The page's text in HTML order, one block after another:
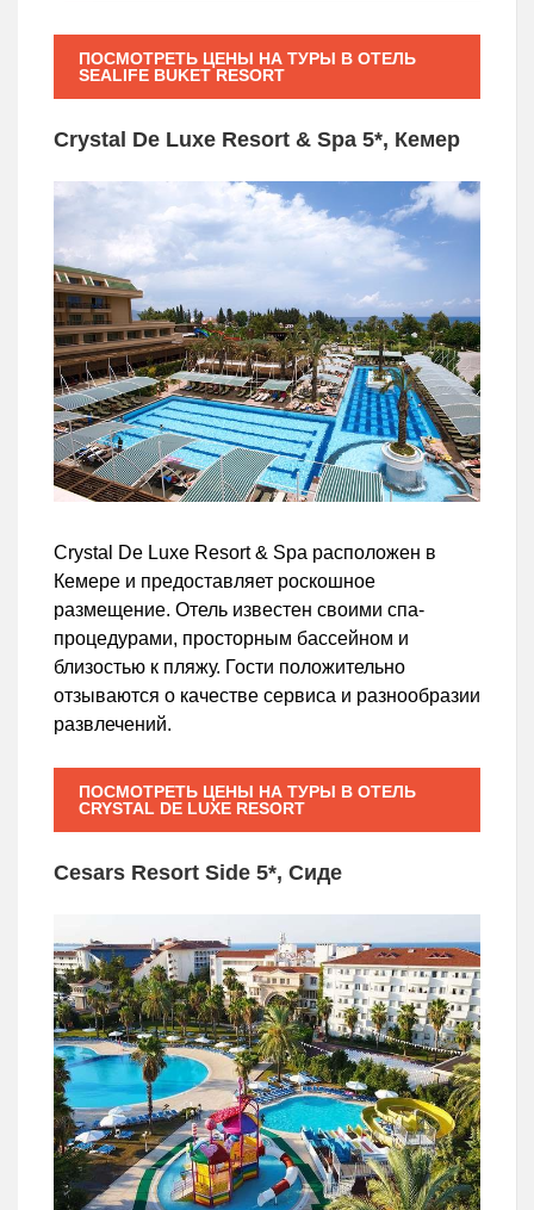
ПОСМОТРЕТЬ ЦЕНЫ НА ТУРЫ В ОТЕЛЬ
SEALIFE BUKET RESORT
Crystal De Luxe Resort & Spa 5*, Кемер
Crystal De Luxe Resort & Spa расположен в
Кемере и предоставляет роскошное
размещение. Отель известен своими спа-
процедурами, просторным бассейном и
близостью к пляжу. Гости положительно
отзываются о качестве сервиса и разнообразии
развлечений.
ПОСМОТРЕТЬ ЦЕНЫ НА ТУРЫ В ОТЕЛЬ
CRYSTAL DE LUXE RESORT
Cesars Resort Side 5*, Сиде